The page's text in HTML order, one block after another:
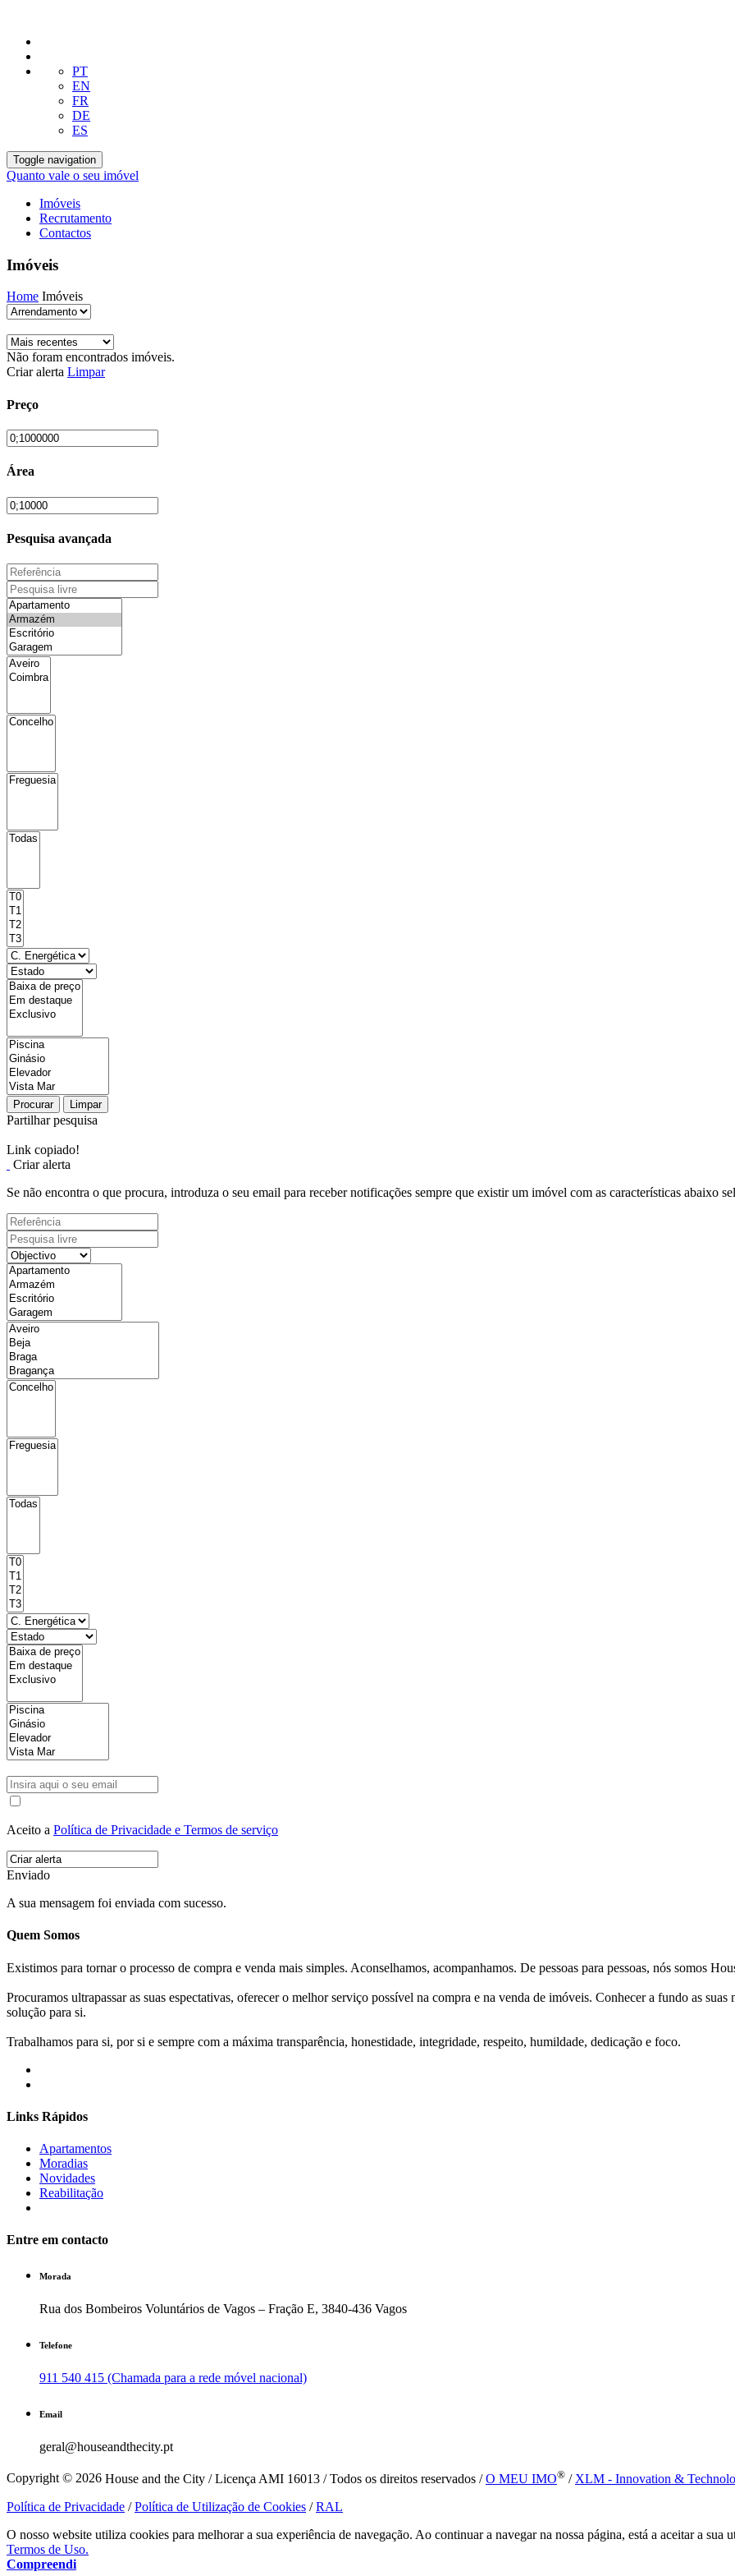
PT
EN
FR
DE
ES
Toggle navigation
Quanto vale o seu imóvel
Imóveis
Recrutamento
Contactos
Imóveis
Home Imóveis
Não foram encontrados imóveis.
Criar alerta Limpar
Preço
Área
Pesquisa avançada
Procurar Limpar
Partilhar pesquisa
Link copiado!
Criar alerta
Se não encontra o que procura, introduza o seu email para receber notificações sempre que existir um imóvel com as características abaixo
Aceito a Política de Privacidade e Termos de serviço
Enviado
A sua mensagem foi enviada com sucesso.
Quem Somos
Existimos para tornar o processo de compra e venda mais simples. Aconselhamos, acompanhamos. De pessoas para pessoas, nós somos
Procuramos ultrapassar as suas espectativas, oferecer o melhor serviço possível na compra e na venda de imóveis. Conhecer a fundo as
solução para si.
Trabalhamos para si, por si e sempre com a máxima transparência, honestidade, integridade, respeito, humildade, dedicação e foco.
Links Rápidos
Apartamentos
Moradias
Novidades
Reabilitação
Entre em contacto
Morada
Rua dos Bombeiros Voluntários de Vagos – Fração E, 3840-436 Vagos
Telefone
911 540 415 (Chamada para a rede móvel nacional)
Email
geral@houseandthecity.pt
Copyright © 2026 House and the City / Licença AMI 16013 / Todos os direitos reservados /O MEU IMO® / XLM - Innovation &
Política de Privacidade /Política de Utilização de Cookies /RAL
O nosso website utiliza cookies para melhorar a sua experiência de navegação. Ao continuar a navegar na nossa página, está a aceitar a sua
Termos de Uso.
Compreendi